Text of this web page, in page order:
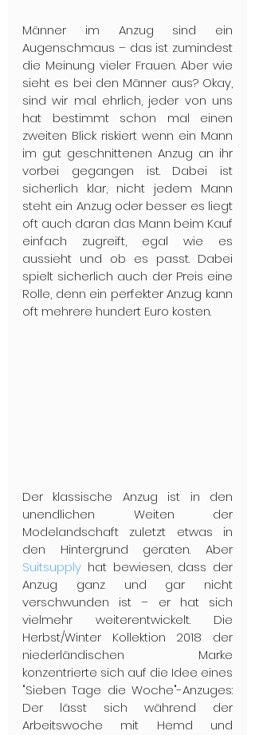
Männer im Anzug sind ein
Augenschmaus – das ist zumindest
die Meinung vieler Frauen. Aber wie
sieht es bei den Männer aus? Okay,
sind wir mal ehrlich, jeder von uns
hat bestimmt schon mal einen
zweiten Blick riskiert wenn ein Mann
im gut geschnittenen Anzug an ihr
vorbei gegangen ist. Dabei ist
sicherlich klar, nicht jedem Mann
steht ein Anzug oder besser es liegt
oft auch daran das Mann beim Kauf
einfach zugreift, egal wie es
aussieht und ob es passt. Dabei
spielt sicherlich auch der Preis eine
Rolle, denn ein perfekter Anzug kann
oft mehrere hundert Euro kosten.
Der klassische Anzug ist in den
unendlichen Weiten der
Modelandschaft zuletzt etwas in
Suitsupply hat bewiesen, dass der
Anzug ganz und gar nicht
verschwunden ist – er hat sich
vielmehr weiterentwickelt. Die
Herbst/Winter Kollektion 2018 der
niederländischen Marke
konzentrierte sich auf die Idee eines
"Sieben Tage die Woche"-Anzuges:
Der lässt sich während der
Arbeitswoche mit Hemd und